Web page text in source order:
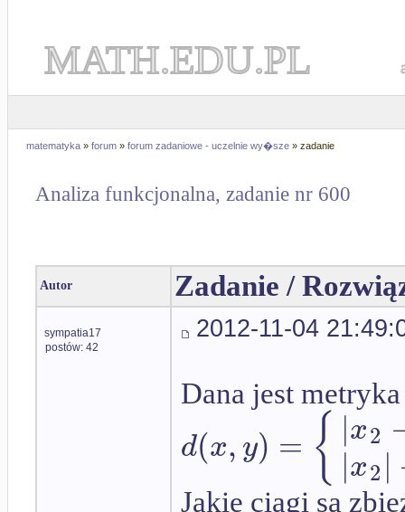
MATH.EDU.PL
matematyka » forum » forum zadaniowe - uczelnie wy�sze » zadanie
Analiza funkcjonalna, zadanie nr 600
Autor Zadanie /
sympatia17
postów: 42
2012-11-04
Dana jest
d(x,y) = { |x2
|x2|
Jakie ciągi są